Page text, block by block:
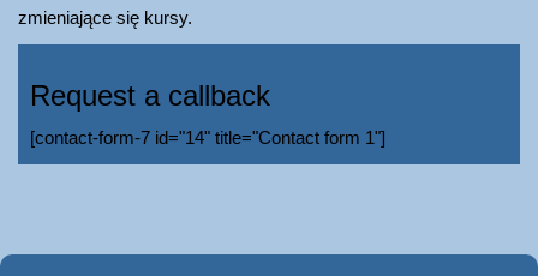
zmieniające się kursy.
Request a callback
[contact-form-7 id="14" title="Contact form 1"]